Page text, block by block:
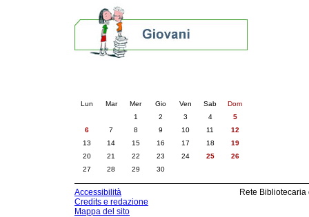
Lun Mar Mer Gio Ven Sab
Dom
1
2 3 4
5
6
7 8 9 10 11
12
13
14 15 16 17 18
19
20
21 22 23 24 25
26
27
28 29 30
Accessibilità
Credits e redazione
Mappa del sito
Rete